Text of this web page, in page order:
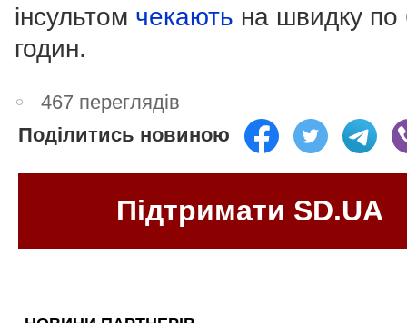
інсультом чекають на швидку по
годин.
467 переглядів
Поділитись новиною
Підтримати SD.UA